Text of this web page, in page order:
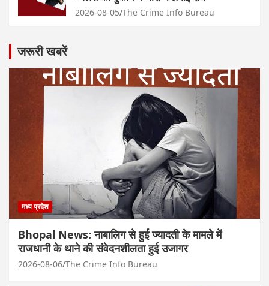
2026-08-05 The Crime Info Bureau
जरूरी खबरें
मध्य प्रदेश
Bhopal News: नाबालिग से हुई ज्यादती के मामले में
राजधानी के थाने की संवेदनशीलता हुई उजागर
2026-08-06 The Crime Info Bureau